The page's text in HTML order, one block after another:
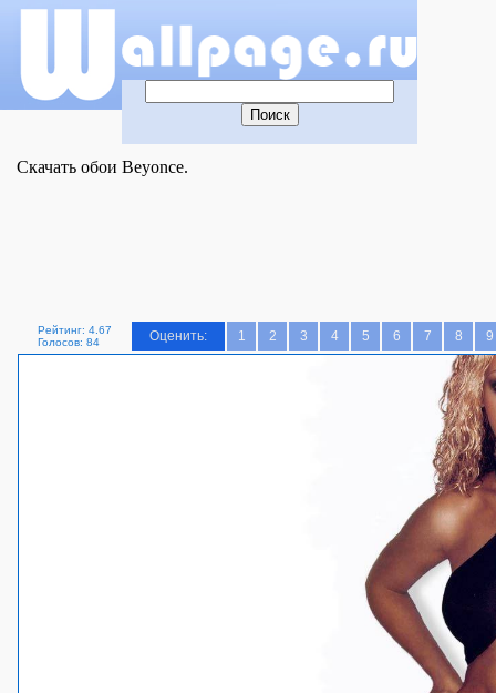
Скачать обои Beyonce.
Рейтинг: 4.67
Голосов: 84
Оценить: 1 2 3 4 5 6 7 8 9